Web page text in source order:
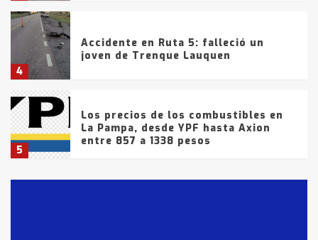
4
Accidente en Ruta 5: falleció un
joven de Trenque Lauquen
5
Los precios de los combustibles en
La Pampa, desde YPF hasta Axion
entre 857 a 1338 pesos